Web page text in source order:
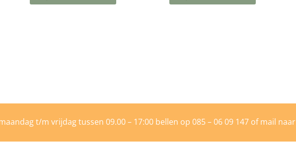
t/m vrijdag tussen 09.00 – 17:00 bellen op 085 – 06 09 147 of mail naar